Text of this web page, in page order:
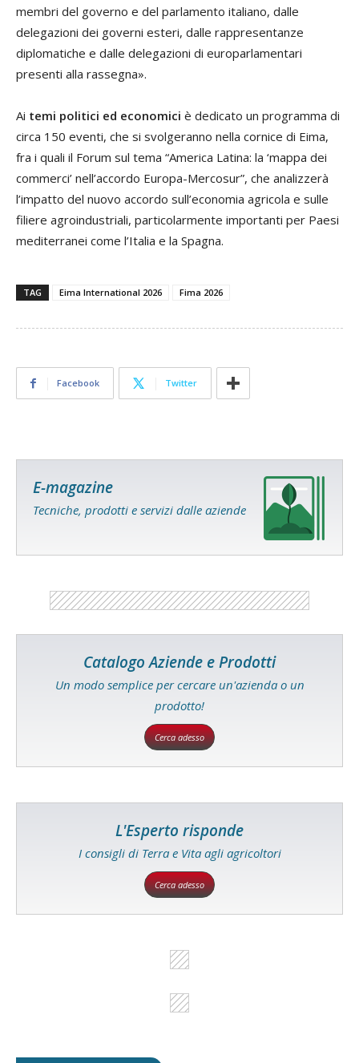
membri del governo e del parlamento italiano, dalle
delegazioni dei governi esteri, dalle rappresentanze
diplomatiche e dalle delegazioni di europarlamentari
presenti alla rassegna».
Ai temi politici ed economici è dedicato un programma di
circa 150 eventi, che si svolgeranno nella cornice di Eima,
fra i quali il Forum sul tema “America Latina: la ‘mappa dei
commerci’ nell’accordo Europa-Mercosur”, che analizzerà
l’impatto del nuovo accordo sull’economia agricola e sulle
filiere agroindustriali, particolarmente importanti per Paesi
mediterranei come l’Italia e la Spagna.
TAG Eima International 2026 Fima 2026
Facebook Twitter
E-magazine
Tecniche, prodotti e servizi dalle aziende
Catalogo Aziende e Prodotti
Un modo semplice per cercare un'azienda o un
prodotto!
Cerca adesso
L'Esperto risponde
I consigli di Terra e Vita agli agricoltori
Cerca adesso